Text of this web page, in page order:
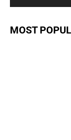
MOST